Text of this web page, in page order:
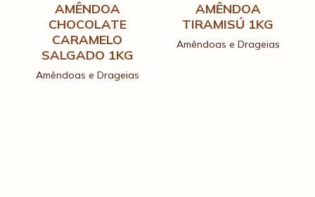
Amêndoas e Drageias
AMÊNDOA
CHOCOLATE
CARAMELO
SALGADO 1KG
Amêndoas e Drageias
AMÊNDOA
TIRAMISÚ 1KG